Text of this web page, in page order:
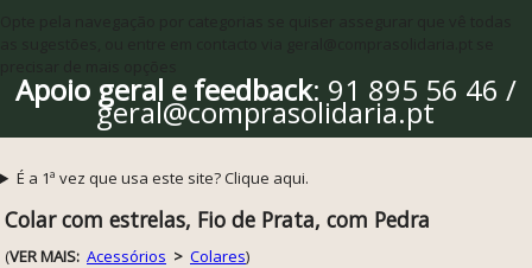
Apoio geral e feedback: 91 895 56 46 /
geral@comprasolidaria.pt
É a 1ª vez que usa este site? Clique aqui.
Colar com estrelas, Fio de Prata, com Pedra
(VER MAIS: Acessórios > Colares)